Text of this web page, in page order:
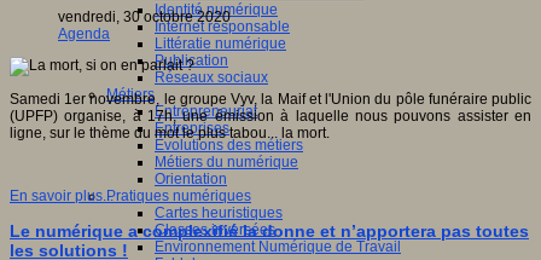
Identité numérique
Internet responsable
Littératie numérique
Publication
Réseaux sociaux
Métiers
Entrepreneuriat
Entreprises
Evolutions des métiers
Métiers du numérique
Orientation
Pratiques numériques
Cartes heuristiques
Classes inversées
Environnement Numérique de Travail
vendredi, 30 octobre 2020
Agenda
Samedi 1er novembre, le groupe Vyv, la Maif et l'Union du pôle funéraire public
(UPFP) organise, à 17h, une émission à laquelle nous pouvons assister en
ligne, sur le thème du mot le plus tabou... la mort.
En savoir plus...
Le numérique a complexifié la donne et n’apportera pas toutes
les solutions !